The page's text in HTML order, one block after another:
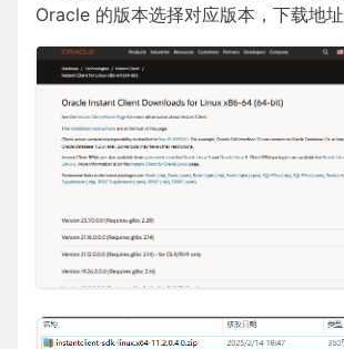
Oracle 的版本选择对应版本，下载地址